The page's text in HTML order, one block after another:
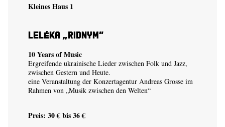
Kleines Haus 1
Leléka „Ridnym“
10 Years of Music
Ergreifende ukrainische Lieder zwischen Folk und Jazz,
zwischen Gestern und Heute.
eine Veranstaltung der Konzertagentur Andreas Grosse im
Rahmen von „Musik zwischen den Welten“
Preis: 30 € bis 36 €